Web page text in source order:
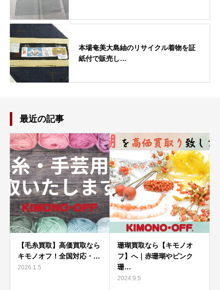
本場奄美大島紬のリサイクル着物を証
紙付で販売し…
最近の記事
【毛糸買取】高価買取なら
キモノオフ！全国対応・…
2026.1.5
珊瑚買取なら【キモノオ
フ】へ｜赤珊瑚やピンク
珊…
2024.9.5